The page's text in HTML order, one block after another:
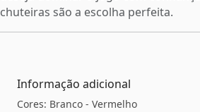
chuteiras são a escolha perfeita.
Informação adicional
Cores: Branco - Vermelho